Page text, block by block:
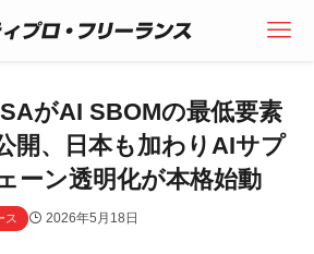
がAI SBOMの最低要素
開、日本も加わりAIサプ
ーン透明化が本格始動
ス 2026年5月18日